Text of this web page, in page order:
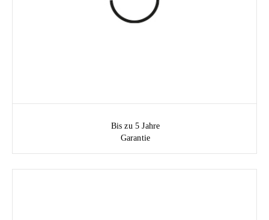
Bis zu 5 Jahre
Garantie